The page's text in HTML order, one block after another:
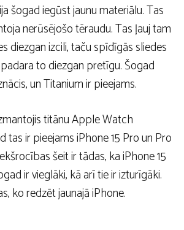
šogad iegūst jaunu materiālu. Tas
nerūsējošo tēraudu. Tas ļauj tam
diezgan izcili, taču spīdīgās sliedes
to diezgan pretīgu. Šogad
un Titanium ir pieejams.
titānu Apple Watch
tas ir pieejams iPhone 15 Pro un Pro
šeit ir tādas, ka iPhone 15
ir vieglāki, kā arī tie ir izturīgāki.
ko redzēt jaunajā iPhone.